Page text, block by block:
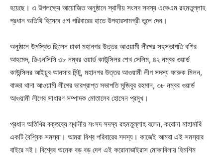
হয়েছে। এ উপলক্ষ্যে আয়োজিত অনুষ্ঠানে স্থানীয় সংসদ সদস্য একেএম রহমতুল্লাহ
প্রধান অতিথি হিসেবে ৫শ পরিবারের হাতে উপহারসামগ্রী তুলে দেন।
অনুষ্ঠানে উপস্থিত ছিলেন ঢাকা মহানগর উত্তর আওয়ামী লীগের সহসভাপতি বশির
আহমেদ, ডিএনসিসি ৩৮ নম্বর ওয়ার্ড কাউন্সিলর শেখ সেলিম, ৪২ নম্বর ওয়ার্ড
কাউন্সিলর আইয়ুব আনসার মিন্টু, মহানগর উত্তর আওয়ামী লীগ সদস্য ফারুক মিলন,
বাড্ডা থানা আওয়ামী লীগের ভারপ্রাপ্ত সভাপতি মুজিবুর রহমান, ৩৮ নম্বর ওয়ার্ড
আওয়ামী লীগের সাধারণ সম্পাদক মোতালেব হোসেন প্রমুখ।
প্রধান অতিথির বক্তব্যে স্থানীয় সংসদ সদস্য রহমতুল্লাহ বলেন, করোনা মাহামারি
একটি বৈশ্বিক সমস্যা। আমরা বিশ্ব পরিবারের সদস্য। কাজেই আমরা এই সমস্যার
বাইরে নই। বিশ্বের অনেক বড় বড় দেশ এই করোনাভাইরাস মোকাবিলায় হিমশিম